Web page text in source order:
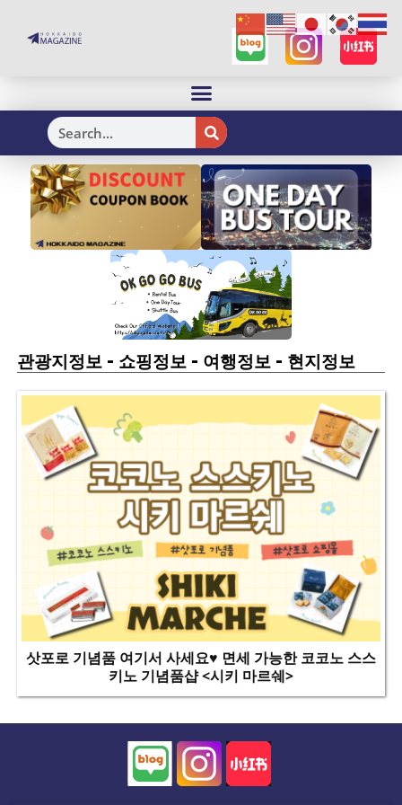
H
관광지정보- 쇼핑정보- 여행정보- 현지정보
삿포로 기념품 여기서 사세요♥ 면세 가능한 코코노 스스
키노 기념품샵 <시키 마르쉐>